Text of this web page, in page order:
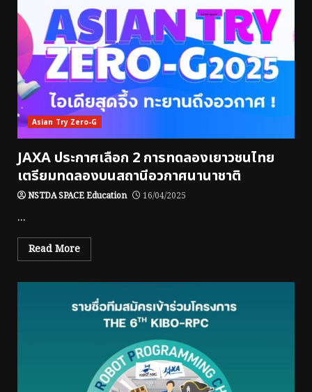
Asian Try Zero-G
JAXA ประกาศเลือก 2 การทดลองเยาวชนไทย
เตรียมทดลองบนสถานีอวกาศนานาชาติ
NSTDA SPACE Education 16/04/2025
...
Read More